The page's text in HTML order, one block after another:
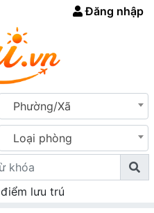
Đăng nhập
Phường/Xã
Loại phòng
điểm lưu trú